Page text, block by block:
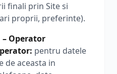
finali prin Site si
proprii, preferinte).
Operator
: pentru datele
de aceasta in